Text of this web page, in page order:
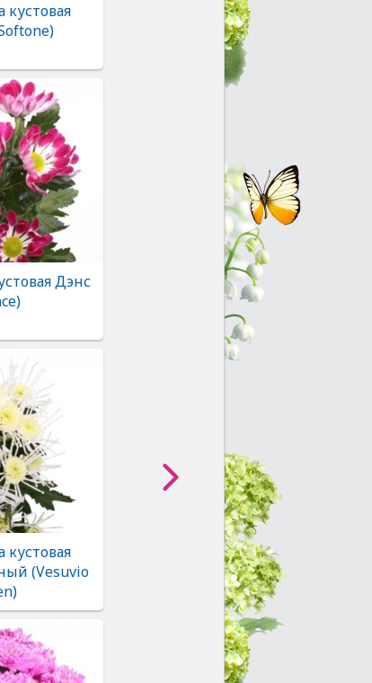
кустовая
Дэнс
кустовая
(Vesuvio